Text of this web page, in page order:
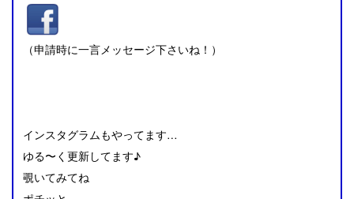
（申請時に一言メッセージ下さいね！）
インスタグラムもやってます…
ゆる〜く更新してます♪
覗いてみてね